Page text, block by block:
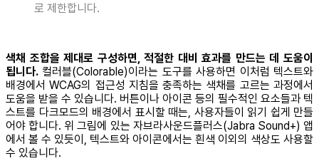
로 제한합니다.
색채 조합을 제대로 구성하면, 적절한 대비 효과를 만드는 데 도움이
됩니다. 컬러블(Colorable)이라는 도구를 사용하면 이처럼 텍스트와
배경에서 WCAG의 접근성 지침을 충족하는 색채를 고르는 과정에서
도움을 받을 수 있습니다. 버튼이나 아이콘 등의 필수적인 요소들과 텍
스트를 다크모드의 배경에서 표시할 때는, 사용자들이 읽기 쉽게 만들
어야 합니다. 위 그림에 있는 자브라사운드플러스(Jabra Sound+) 앱
에서 볼 수 있듯이, 텍스트와 아이콘에서는 흰색 이외의 색상도 사용할
수 있습니다.